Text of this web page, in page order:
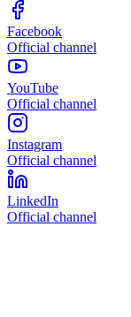
Facebook
Official channel
YouTube
Official channel
Instagram
Official channel
LinkedIn
Official channel